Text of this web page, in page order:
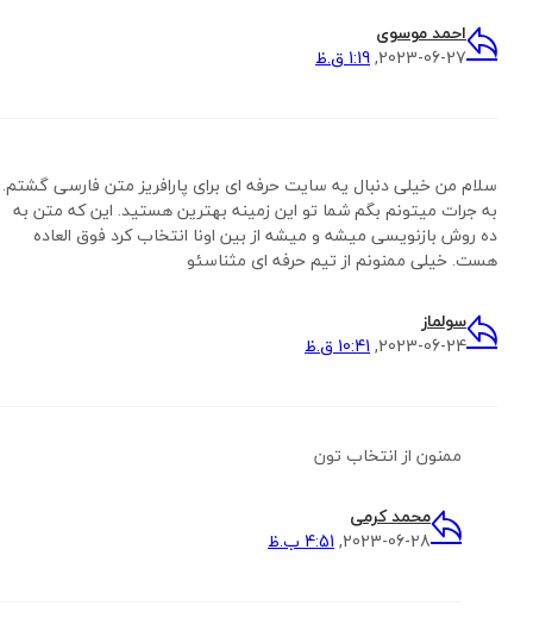
احمد موسوی
2023-06-27, 1:19 ق.ظ
سلام من خیلی دنبال یه سایت حرفه ای برای پارافریز متن فارسی گشتم.
به جرات میتونم بگم شما تو این زمینه بهترین هستید. این که متن به
ده روش بازنویسی میشه و میشه از بین اونا انتخاب کرد فوق العاده
هست. خیلی ممنونم از تیم حرفه ای مثناسئو
سولماز
2023-06-24, 10:41 ق.ظ
ممنون از انتخاب تون
محمد کرمی
2023-06-28, 4:51 ب.ظ